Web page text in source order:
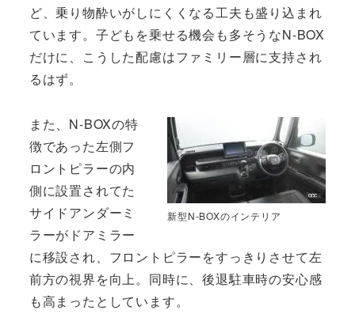
ど、乗り物酔いがしにくくなる工夫も盛り込まれ
ています。子どもを乗せる機会も多そうなN-BOX
だけに、こうした配慮はファミリー層に支持され
るはず。
新型N-BOXのインテリア
また、N-BOXの特
徴であった左側フ
ロントピラーの内
側に設置されてた
サイドアンダーミ
ラーがドアミラー
に移設され、フロントピラーをすっきりさせて左
前方の視界を向上。同時に、後退駐車時の安心感
も高まったとしています。